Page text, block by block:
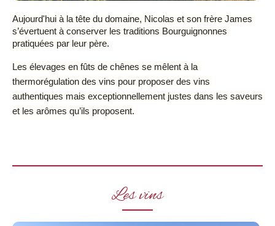
Aujourd'hui à la tête du domaine, Nicolas et son frère James
s’évertuent à conserver les traditions Bourguignonnes
pratiquées par leur père.
Les élevages en fûts de chênes se mêlent à la
thermorégulation des vins pour proposer des vins
authentiques mais exceptionnellement justes dans les saveurs
et les arômes qu’ils proposent.
Les vins